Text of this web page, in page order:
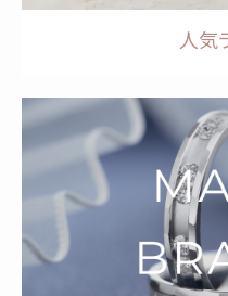
人気